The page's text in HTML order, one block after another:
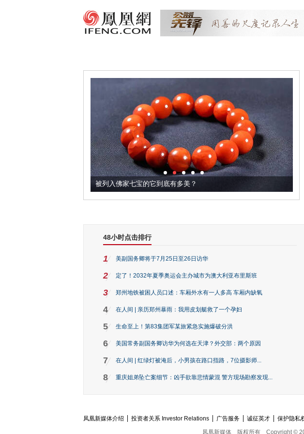
被列入佛家七宝的它到底有多美？ 这个
48小时点击排行
1 美副国务卿将于7月25日至26日访华
2 定了！2032年夏季奥运会主办城市为澳大利亚布里斯班
3 郑州地铁被困人员口述：车厢外水有一人多高 车厢内缺氧
4 在人间 | 亲历郑州暴雨：我用皮划艇救了一个孕妇
5 生命至上！第83集团军某旅紧急实施爆破分洪
6 美国常务副国务卿访华为何选在天津？外交部：两个原因
7 在人间 | 红绿灯被淹后，小男孩在路口指路，7位摄影师...
8 重庆姐弟坠亡案细节：凶手欲靠悲情蒙混 警方现场勘察发现...
凤凰新媒体介绍 投资者关系 Investor Relations 广告服务 诚征英才 保护隐私
凤凰新媒体
版权所有 Copyright ©